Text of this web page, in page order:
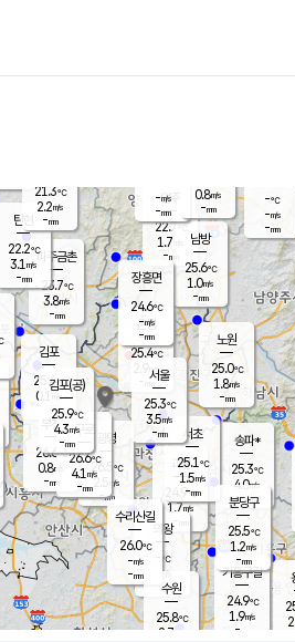
양주
22.7℃
1.7
-mm
과천
24.9℃
1.7m/s
- mm
파주금촌
23.7℃
3.8m/s
-mm
-℃
-m/s
-mm
탄현
22.2℃
3.1 m/s
-mm
의왕
- ℃
m/s
mm
김포
25.4℃
0.1 m/s
mm
광명
26.5 ℃
2.5 m/s
-mm
부천
26.6℃
0.8m/s
-mm
구로
26.6℃
4.1 m/s
-mm
은평
25.4℃
2.9 m/s
- mm
노원
25.0℃
1.8m/s
-mm
송파*
25.3℃
4.0m/s
-mm
서초
25.1℃
1.5m/s
-mm
남방
25.6℃
1.0m/s
-mm
기흥구갈
24.9℃
1.9m/s
-
수리산길
26.0℃
-m/s
-mm
분당구
25.5℃
1.2m/s
-mm
장흥면
24.6℃
-m/s
-mm
-m/s
-mm
김포(공)
25.9℃
4.3m/s
-mm
수원
25.8℃
2.7 m/s
서울
25.3℃
3.5m/s
-mm
21.3℃
2.2m/s
-mm
0.8m/s
-mm